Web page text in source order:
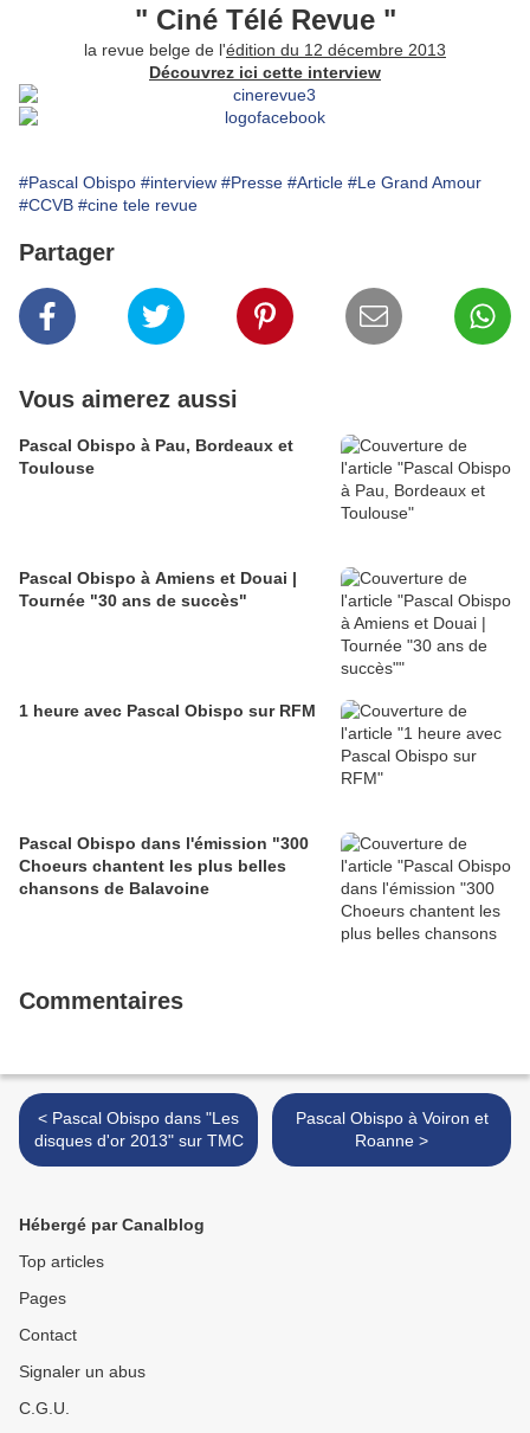
" Ciné Télé Revue "
la revue belge de l'édition du 12 décembre 2013
Découvrez ici cette interview
#Pascal Obispo #interview #Presse #Article #Le Grand Amour
#CCVB #cine tele revue
Partager
Vous aimerez aussi
Pascal Obispo à Pau, Bordeaux et
Toulouse
Pascal Obispo à Amiens et Douai |
Tournée "30 ans de succès"
1 heure avec Pascal Obispo sur RFM
Pascal Obispo dans l'émission "300
Choeurs chantent les plus belles
chansons de Balavoine
Commentaires
< Pascal Obispo dans "Les
disques d'or 2013" sur TMC
Pascal Obispo à Voiron et
Roanne >
Hébergé par Canalblog
Top articles
Pages
Contact
Signaler un abus
C.G.U.